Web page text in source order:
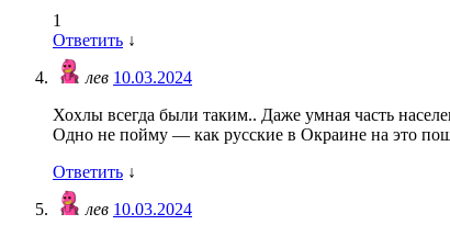
1
Ответить ↓
лев 10.03.2024
Хохлы всегда были таким.. Даже умная часть
Одно не пойму — как русские в Окраине на это
Ответить ↓
лев 10.03.2024